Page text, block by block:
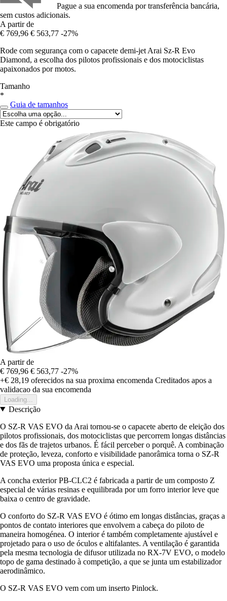
Pague a sua encomenda por transferência bancária,
sem custos adicionais.
A partir de
€ 769,96 € 563,77 -27%
Rode com segurança com o capacete demi-jet Arai Sz-R Evo
Diamond, a escolha dos pilotos profissionais e dos motociclistas
apaixonados por motos.
Tamanho
*
Guia de tamanhos
Este campo é obrigatório
A partir de
€ 769,96 € 563,77 -27%
+€ 28,19 oferecidos na sua proxima encomenda Creditados apos a
validacao da sua encomenda
Loading...
Descrição
O SZ-R VAS EVO da Arai tornou-se o capacete aberto de eleição dos
pilotos profissionais, dos motociclistas que percorrem longas distâncias
e dos fãs de trajetos urbanos. É fácil perceber o porquê. A combinação
de proteção, leveza, conforto e visibilidade panorâmica torna o SZ-R
VAS EVO uma proposta única e especial.
A concha exterior PB-CLC2 é fabricada a partir de um composto Z
especial de várias resinas e equilibrada por um forro interior leve que
baixa o centro de gravidade.
O conforto do SZ-R VAS EVO é ótimo em longas distâncias, graças a
pontos de contato interiores que envolvem a cabeça do piloto de
maneira homogénea. O interior é também completamente ajustável e
projetado para o uso de óculos e altifalantes. A ventilação é garantida
pela mesma tecnologia de difusor utilizada no RX-7V EVO, o modelo
topo de gama destinado à competição, a que se junta um estabilizador
aerodinâmico.
O SZ-R VAS EVO vem com um inserto Pinlock.